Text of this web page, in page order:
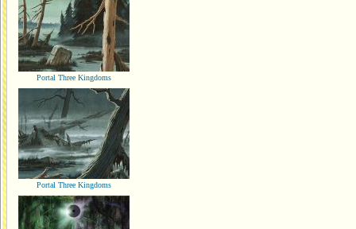
Portal Three Kingdoms
Portal Three Kingdoms